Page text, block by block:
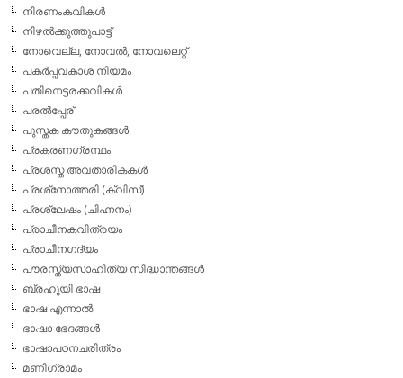
നിരണംകവികള്‍
നിഴല്‍ക്കുത്തുപാട്ട്
നോവെല്ല, നോവല്‍, നോവലെറ്റ്
പകര്‍പ്പവകാശ നിയമം
പതിനെട്ടരക്കവികള്‍
പരല്‍പ്പേര്
പുസ്തക കൗതുകങ്ങള്‍
പ്രകരണഗ്രന്ഥം
പ്രശസ്ത അവതാരികകള്‍
പ്രശ്‌നോത്തരി (ക്വിസ്)
പ്രശ്ലേഷം (ചിഹ്നനം)
പ്രാചീനകവിത്രയം
പ്രാചീനഗദ്യം
പൗരസ്ത്യസാഹിത്യ സിദ്ധാന്തങ്ങള്‍
ബ്രഹൂയി ഭാഷ
ഭാഷ എന്നാല്‍
ഭാഷാ ഭേദങ്ങള്‍
ഭാഷാപഠനചരിത്രം
മണിഗ്രാമം